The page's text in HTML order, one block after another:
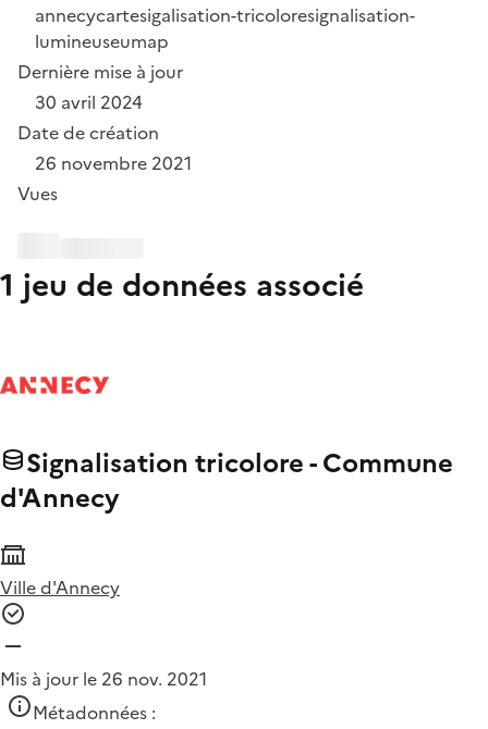
annecycartesigalisation-tricoloresignalisation-
lumineuseumap
Dernière mise à jour
30 avril 2024
Date de création
26 novembre 2021
Vues
1 jeu de données associé
Signalisation tricolore - Commune
d'Annecy
Ville d'Annecy
Mis à jour le 26 nov. 2021
Métadonnées :